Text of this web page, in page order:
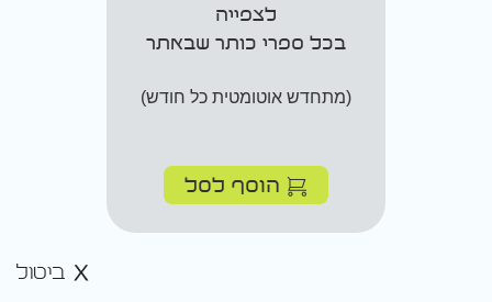
לצפייה
בכל ספרי כותר שבאתר
(מתחדש אוטומטית כל חודש)
הוסף לסל
ביטול